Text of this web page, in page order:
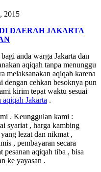
2015
DAERAH JAKARTA
anda warga Jakarta dan
aqiqah tanpa menunggu
melaksanakan aqiqah karena
dengan cehkan besoknya pun
kirim tepat waktu sesuai
aqiqah Jakarta .
. Keunggulan kami :
syariat , harga kambing
lezat dan nikmat ,
, pembayaran secara
pesanan aqiqah tiba , bisa
ke yayasan .